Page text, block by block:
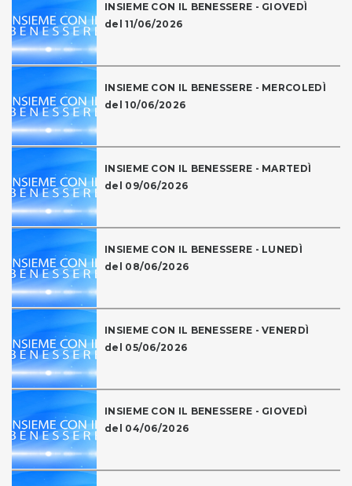
INSIEME CON IL BENESSERE - GIOVEDÌ
del 11/06/2026
INSIEME CON IL BENESSERE - MERCOLEDÌ
del 10/06/2026
INSIEME CON IL BENESSERE - MARTEDÌ
del 09/06/2026
INSIEME CON IL BENESSERE - LUNEDÌ
del 08/06/2026
INSIEME CON IL BENESSERE - VENERDÌ
del 05/06/2026
INSIEME CON IL BENESSERE - GIOVEDÌ
del 04/06/2026